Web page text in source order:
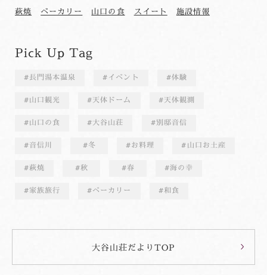
萩焼
ベーカリー 山口の食 スイート 施設情報
Pick Up Tag
長門湯本温泉 イベント 体験
山口観光 天体ドーム 天体観測
山口の食 大谷山荘 別邸音信
音信川 冬 お料理 山口お土産
萩焼 秋 春 海の幸
家族旅行 ベーカリー 和食
大谷山荘だよりTOP